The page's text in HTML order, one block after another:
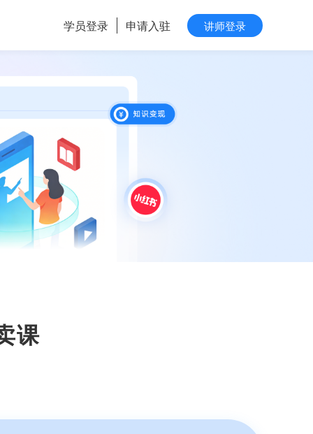
学员登录 申请入驻 讲师登录
课